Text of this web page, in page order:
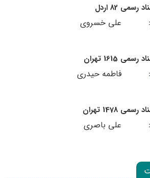
82 اردل
علی خسروی
1615 تهران
فاطمه حیدری
1478 تهران
علی باصری